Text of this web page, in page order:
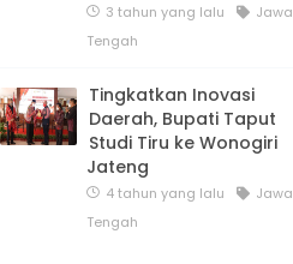
3 tahun yang lalu
Jawa
Tengah
Tingkatkan Inovasi
Daerah, Bupati Taput
Studi Tiru ke Wonogiri
Jateng
4 tahun yang lalu
Jawa
Tengah